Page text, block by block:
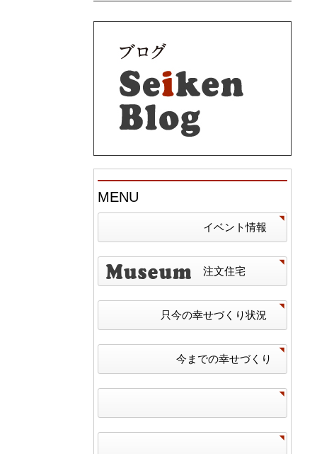
MENU
イベント情報
注文住宅
只今の幸せづくり状況
今までの幸せづくり